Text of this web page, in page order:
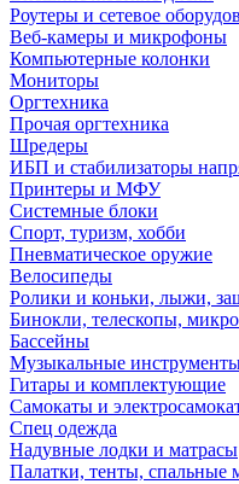
Роутеры и сетевое
Веб-камеры и микрофоны
Компьютерные колонки
Мониторы
Оргтехника
Прочая оргтехника
Шредеры
ИБП и стабилизаторы
Принтеры и МФУ
Системные блоки
Спорт, туризм, хобби
Пневматическое оружие
Велосипеды
Ролики и коньки, лыжи,
Бинокли, телескопы,
Бассейны
Музыкальные
Гитары и комплектующие
Самокаты и
Спец одежда
Надувные лодки и матрасы
Палатки, тенты, спальные